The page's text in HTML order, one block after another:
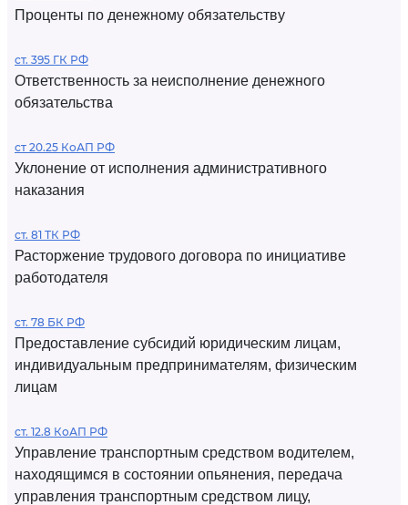
Проценты по денежному обязательству
ст. 395 ГК РФ
Ответственность за неисполнение денежного
обязательства
ст 20.25 КоАП РФ
Уклонение от исполнения административного
наказания
ст. 81 ТК РФ
Расторжение трудового договора по инициативе
работодателя
ст. 78 БК РФ
Предоставление субсидий юридическим лицам,
индивидуальным предпринимателям, физическим
лицам
ст. 12.8 КоАП РФ
Управление транспортным средством водителем,
находящимся в состоянии опьянения, передача
управления транспортным средством лицу,